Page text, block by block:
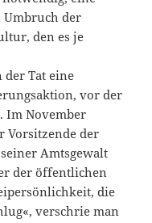
Umbruch der
den es je
der Tat eine
vor der
Im November
Vorsitzende der
Amtsgewalt
der öffentlichen
die
verschrie man